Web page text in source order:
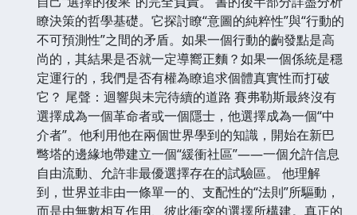
瞭決策的哲學基礎。它探討瞭“意圖的純粹性”與“行動的
不可預測性”之間的矛盾。如果一個行動的齣發點是高
尚的，其結果是否就一定導嚮正麵？如果一個係統是穩
定運行的，我們是否有權為瞭追求個體真實性而打破
它？ 尾聲：迴響與未完待續的道路 賽弗勒斯最終沒有
選擇成為一個革命者或一個隱士，他選擇成為一個“中
介者”。他利用他在兩個世界學到的知識，開始在新巴
彆塔的邊緣地帶建立一個“緩衝社區”——一個允許信息
自由流動、允許非最優選擇存在的試驗區。 他理解
到，世界並非由一條單一的、支配性的“法則”所驅動，
而是由無數相互作用、彼此衝突的選擇所構建。真正的